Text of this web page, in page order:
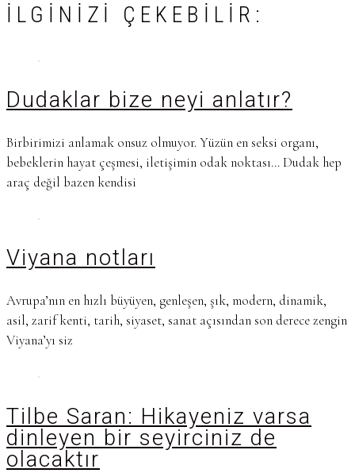
İLGINIZI ÇEKEBILIR:
Dudaklar bize neyi anlatır?
Birbirimizi anlamak onsuz olmuyor. Yüzün en seksi organı,
bebeklerin hayat çeşmesi, iletişimin odak noktası… Dudak hep
araç değil bazen kendisi
Viyana notları
Avrupa’nın en hızlı büyüyen, genleşen, şık, modern, dinamik,
asil, zarif kenti, tarih, siyaset, sanat açısından son derece zengin
Viyana’yı siz
Tilbe Saran: Hikayeniz varsa
dinleyen bir seyirciniz de
olacaktır